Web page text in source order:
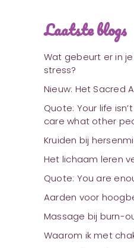
Laatste blogs
Wat gebeurt er in
stress?
Nieuw: Het Sacred
Quote: Your life
care what other
Kruiden bij
Het lichaam leren
Quote: You are
Aarden voor
Massage bij burn-
Waarom ik met